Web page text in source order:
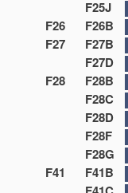
F25J
F26 F26B
F27 F27B
F27D
F28 F28B
F28C
F28D
F28F
F28G
F41 F41B